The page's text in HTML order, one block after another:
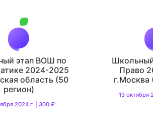
этап ВОШ по
2024-2025
область (50
регион)
2024 г. | 300 ₽
Право
г.Москва
13 октября